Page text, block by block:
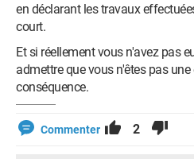
en déclarant les travaux
court.
Et si réellement vous n'avez pas
admettre que vous n'êtes pas une
conséquence.
Commenter 2